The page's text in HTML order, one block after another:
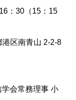
：30（15：15
区南青山 2-2-8
会常務理事 小